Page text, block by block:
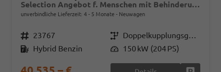
Selection Angebot f. Menschen mit Behinderung 100%! 1.5 TSI iV PLUG-IN-HYBRID 204PS DSG, 17" Alu, Parksensoren v/h, Rückfahrkamera, 3-Zonen-Climatronic, SunSet, Sitzheizung, Side Assist, Fernlicht-Assist, Tempomat, Infotainment 10" + Smartlink, Virtual Cockpit,
unverbindliche Lieferzeit: 4 - 5 Monate Neuwagen
Fahrzeugnr. 23767 Getriebe
Doppelkupplungsgetriebe (DSG)
Kraftstoff Hybrid Benzin Leistung 150 kW (204 PS)